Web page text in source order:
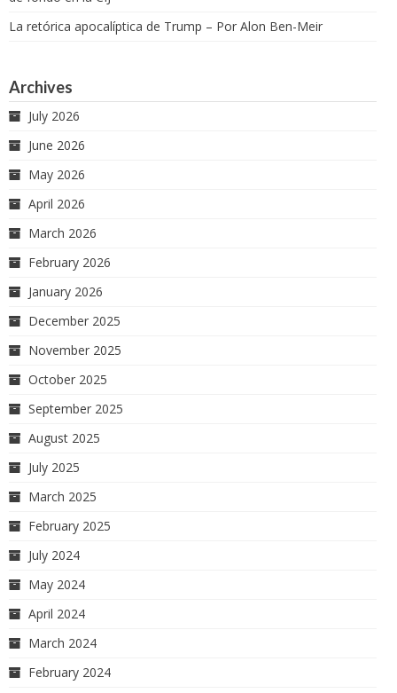
La retórica apocalíptica de Trump – Por Alon Ben-Meir
Archives
July 2026
June 2026
May 2026
April 2026
March 2026
February 2026
January 2026
December 2025
November 2025
October 2025
September 2025
August 2025
July 2025
March 2025
February 2025
July 2024
May 2024
April 2024
March 2024
February 2024